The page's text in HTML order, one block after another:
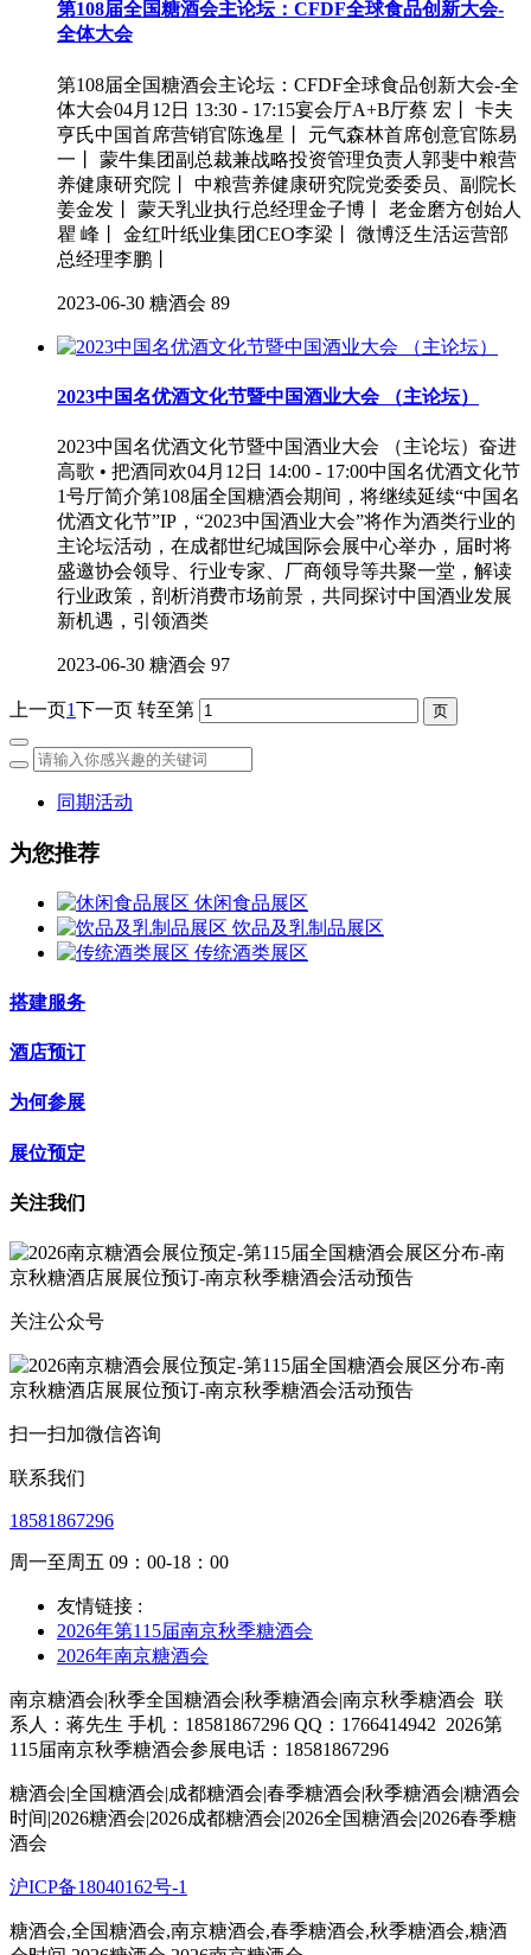
第108届全国糖酒会主论坛：CFDF全球食品创新大会-
全体大会
第108届全国糖酒会主论坛：CFDF全球食品创新大会-全
体大会04月12日 13:30 - 17:15宴会厅A+B厅蔡 宏丨 卡夫
亨氏中国首席营销官陈逸星丨 元气森林首席创意官陈易
一丨 蒙牛集团副总裁兼战略投资管理负责人郭斐中粮营
养健康研究院丨 中粮营养健康研究院党委委员、副院长
姜金发丨 蒙天乳业执行总经理金子博丨 老金磨方创始人
瞿 峰丨 金红叶纸业集团CEO李梁丨 微博泛生活运营部
总经理李鹏丨
2023-06-30 糖酒会 89
2023中国名优酒文化节暨中国酒业大会 （主论坛）
2023中国名优酒文化节暨中国酒业大会 （主论坛）奋进
高歌 • 把酒同欢04月12日 14:00 - 17:00中国名优酒文化节
1号厅简介第108届全国糖酒会期间，将继续延续“中国名
优酒文化节”IP，“2023中国酒业大会”将作为酒类行业的
主论坛活动，在成都世纪城国际会展中心举办，届时将
盛邀协会领导、行业专家、厂商领导等共聚一堂，解读
行业政策，剖析消费市场前景，共同探讨中国酒业发展
新机遇，引领酒类
2023-06-30 糖酒会 97
上一页1下一页 转至第
同期活动
为您推荐
休闲食品展区
饮品及乳制品展区
传统酒类展区
搭建服务
酒店预订
为何参展
展位预定
关注我们
关注公众号
扫一扫加微信咨询
联系我们
18581867296
周一至周五 09：00-18：00
友情链接 :
2026年第115届南京秋季糖酒会
2026年南京糖酒会
南京糖酒会|秋季全国糖酒会|秋季糖酒会|南京秋季糖酒会 联
系人：蒋先生 手机：18581867296 QQ：1766414942 2026第
115届南京秋季糖酒会参展电话：18581867296
糖酒会|全国糖酒会|成都糖酒会|春季糖酒会|秋季糖酒会|糖酒会
时间|2026糖酒会|2026成都糖酒会|2026全国糖酒会|2026春季糖
酒会
沪ICP备18040162号-1
糖酒会,全国糖酒会,南京糖酒会,春季糖酒会,秋季糖酒会,糖酒